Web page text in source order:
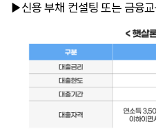
▶신용 부채 컨설팅 또는 금융